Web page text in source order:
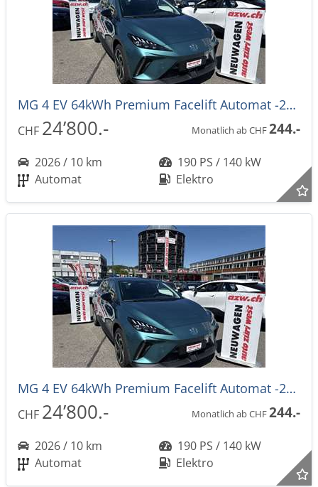
MG 4 EV 64kWh Premium Facelift Automat -27%
CHF 24’800.- Monatlich ab CHF244.-
2026 / 10 km
190 PS / 140 kW
Automat
Elektro
MG 4 EV 64kWh Premium Facelift Automat -27%
CHF 24’800.- Monatlich ab CHF244.-
2026 / 10 km
190 PS / 140 kW
Automat
Elektro